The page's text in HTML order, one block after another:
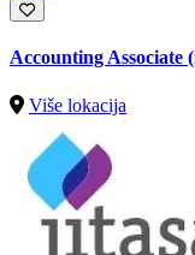
Accounting Associate
Više lokacija